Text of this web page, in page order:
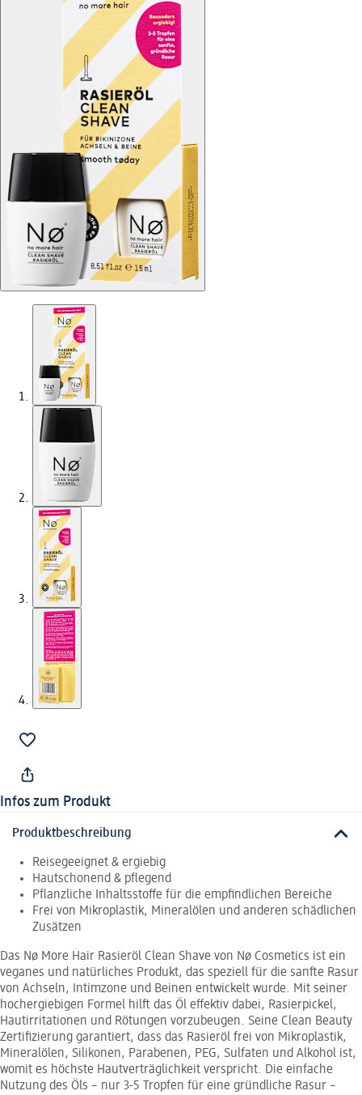
Infos zum Produkt
Produktbeschreibung
Reisegeeignet & ergiebig
Hautschonend & pflegend
Pflanzliche Inhaltsstoffe für die empfindlichen Bereiche
Frei von Mikroplastik, Mineralölen und anderen schädlichen
Zusätzen
Das Nø More Hair Rasieröl Clean Shave von Nø Cosmetics ist ein
veganes und natürliches Produkt, das speziell für die sanfte Rasur
von Achseln, Intimzone und Beinen entwickelt wurde. Mit seiner
hochergiebigen Formel hilft das Öl effektiv dabei, Rasierpickel,
Hautirritationen und Rötungen vorzubeugen. Seine Clean Beauty
Zertifizierung garantiert, dass das Rasieröl frei von Mikroplastik,
Mineralölen, Silikonen, Parabenen, PEG, Sulfaten und Alkohol ist,
womit es höchste Hautverträglichkeit verspricht. Die einfache
Nutzung des Öls – nur 3-5 Tropfen für eine gründliche Rasur –